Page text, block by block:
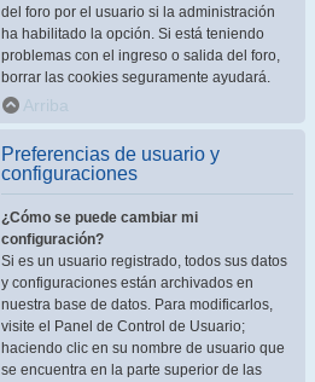
del foro por el usuario si la administración
ha habilitado la opción. Si está teniendo
problemas con el ingreso o salida del foro,
borrar las cookies seguramente ayudará.
Arriba
Preferencias de usuario y
configuraciones
¿Cómo se puede cambiar mi
configuración?
Si es un usuario registrado, todos sus datos
y configuraciones están archivados en
nuestra base de datos. Para modificarlos,
visite el Panel de Control de Usuario;
haciendo clic en su nombre de usuario que
se encuentra en la parte superior de las